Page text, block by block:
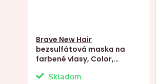
Brave New Hair
bezsulfátová maska ​​na
farbené vlasy, Color,
Skladom